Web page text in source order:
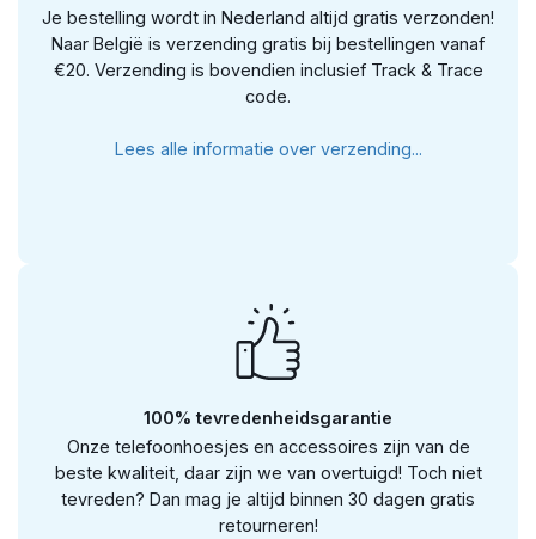
Je bestelling wordt in Nederland altijd gratis verzonden!
Naar België is verzending gratis bij bestellingen vanaf
€20. Verzending is bovendien inclusief Track & Trace
code.
Lees alle informatie over verzending...
100% tevredenheidsgarantie
Onze telefoonhoesjes en accessoires zijn van de
beste kwaliteit, daar zijn we van overtuigd! Toch niet
tevreden? Dan mag je altijd binnen 30 dagen gratis
retourneren!